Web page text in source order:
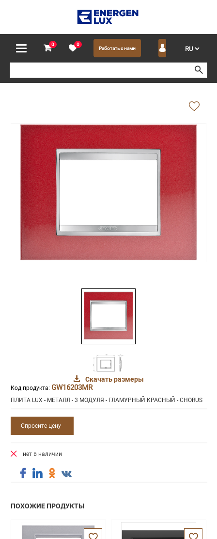
0 0
Работать с нами
Скачать размеры
Код продукта: GW16203MR
ПЛИТА LUX - МЕТАЛЛ - 3 МОДУЛЯ - ГЛАМУРНЫЙ КРАСНЫЙ - CHORUS
Спросите цену
нет в наличии
ПОХОЖИЕ ПРОДУКТЫ